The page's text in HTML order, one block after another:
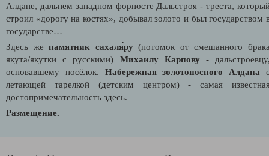
Алдане, дальнем западном форпосте Дальстроя - треста,
строил «дорогу на костях», добывал золото и был государством
государстве…
Здесь жепамятник сахаля́ру(потомок от смешанного
якута/якутки с русскими) Михаилу Карпову -
основавшему посёлок. Набережная золотоносного Алдана
летающей тарелкой (детским центром) - самая
достопримечательность здесь.
Размещение.